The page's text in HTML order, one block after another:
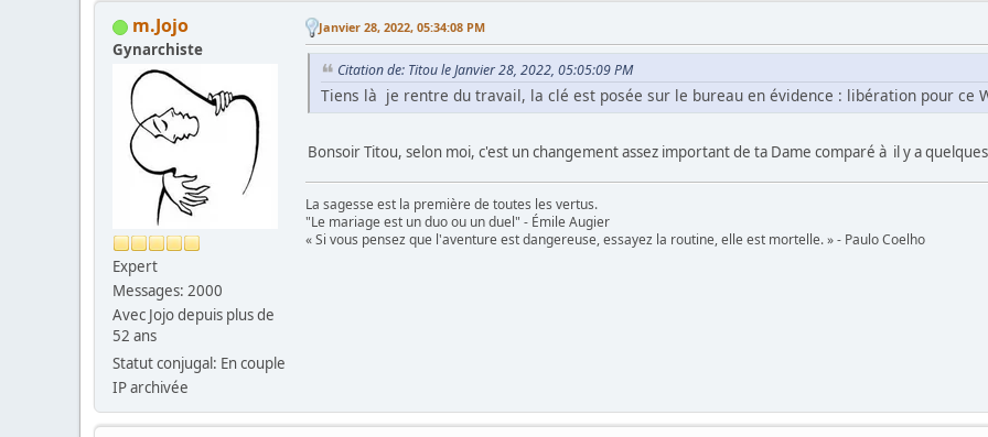
m.Jojo
Gynarchiste
Expert
Messages: 2000
Avec Jojo depuis plus de
52 ans
Statut conjugal: En couple
IP archivée
Janvier 28, 2022, 05:34:08 PM
Citation de: Titou le Janvier 28, 2022, 05:05:09 PM
Tiens là je rentre du travail, la clé est posée sur le bureau en évidence : libération pour ce
Bonsoir Titou, selon moi, c'est un changement assez important de ta Dame comparé à il y a
La sagesse est la première de toutes les vertus.
"Le mariage est un duo ou un duel" - Émile Augier
« Si vous pensez que l'aventure est dangereuse, essayez la routine, elle est mortelle. » - Paulo Coelho